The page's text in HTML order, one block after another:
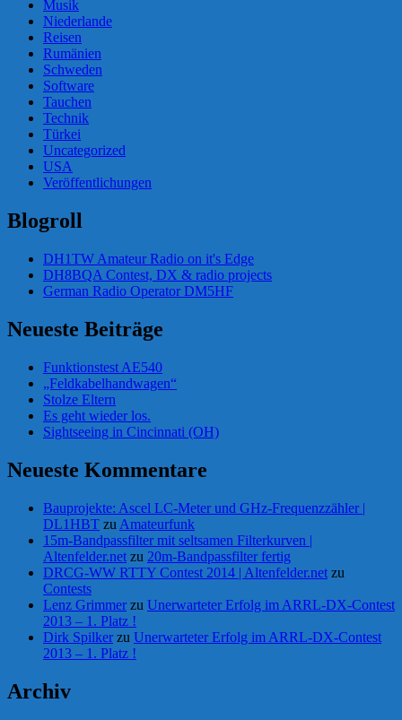
Musik
Niederlande
Reisen
Rumänien
Schweden
Software
Tauchen
Technik
Türkei
Uncategorized
USA
Veröffentlichungen
Blogroll
DH1TW Amateur Radio on it's Edge
DH8BQA Contest, DX & radio projects
German Radio Operator DM5HF
Neueste Beiträge
Funktionstest AE540
„Feldkabelhandwagen“
Stolze Eltern
Es geht wieder los.
Sightseeing in Cincinnati (OH)
Neueste Kommentare
Bauprojekte: Ascel LC-Meter und GHz-Frequenzzähler |
DL1HBT zu Amateurfunk
15m-Bandpassfilter mit seltsamen Filterkurven |
Altenfelder.net zu 20m-Bandpassfilter fertig
DRCG-WW RTTY Contest 2014 | Altenfelder.net zu
Contests
Lenz Grimmer zu Unerwarteter Erfolg im ARRL-DX-Contest
2013 – 1. Platz !
Dirk Spilker zu Unerwarteter Erfolg im ARRL-DX-Contest
2013 – 1. Platz !
Archiv